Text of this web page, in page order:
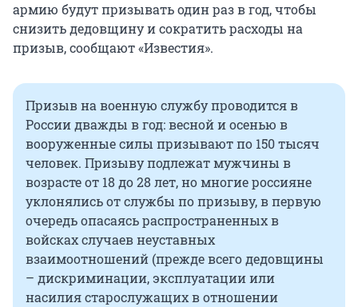
армию будут призывать один раз в год, чтобы
снизить дедовщину и сократить расходы на
призыв, сообщают «Известия».
Призыв на военную службу проводится в
России дважды в год: весной и осенью в
вооруженные силы призывают по 150 тысяч
человек. Призыву подлежат мужчины в
возрасте от 18 до 28 лет, но многие россияне
уклонялись от службы по призыву, в первую
очередь опасаясь распространенных в
войсках случаев неуставных
взаимоотношений (прежде всего дедовщины
– дискриминации, эксплуатации или
насилия старослужащих в отношении